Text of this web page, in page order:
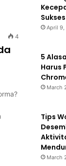
4
April 9,
5
Harus
March
Tips
March